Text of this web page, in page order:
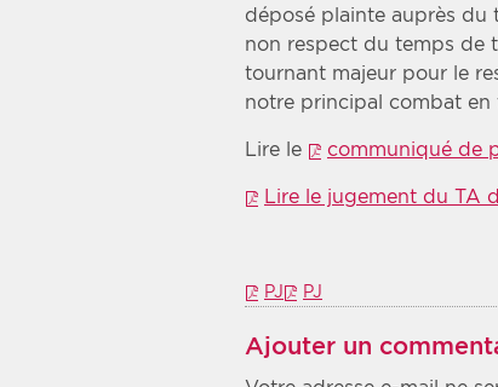
déposé plainte auprès
non respect du temps de
tournant majeur pour le
notre principal combat
Lire le communiqué de
Lire le jugement du TA
PJ PJ
Ajouter un